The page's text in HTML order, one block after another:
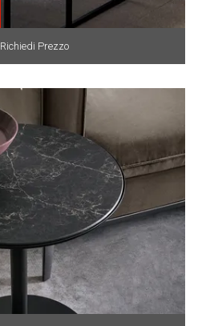
Richiedi Prezzo